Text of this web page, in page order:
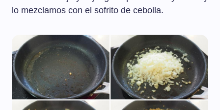
lo mezclamos con el sofrito de cebolla.